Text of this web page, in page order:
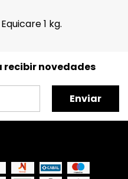
1 kg.
recibir novedades
Enviar